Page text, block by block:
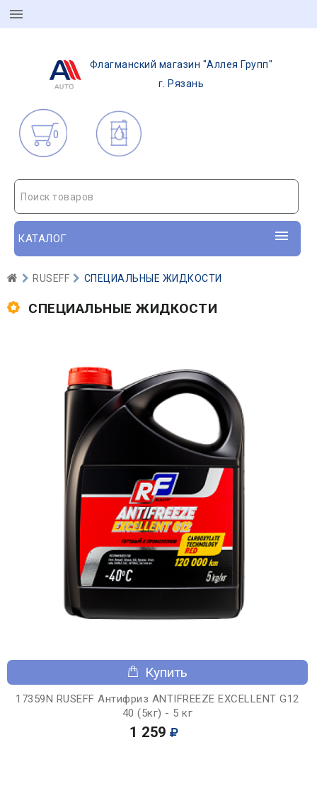
Флагманский магазин "Аллея Групп"
г. Рязань
0
Поиск товаров
КАТАЛОГ
RUSEFF СПЕЦИАЛЬНЫЕ ЖИДКОСТИ
СПЕЦИАЛЬНЫЕ ЖИДКОСТИ
Купить
17359N RUSEFF Антифриз ANTIFREEZE EXCELLENT G12
40 (5кг) - 5 кг
1 259